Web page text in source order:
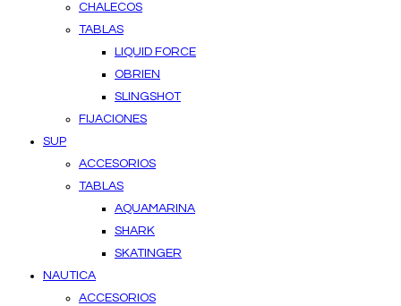
CHALECOS
TABLAS
LIQUID FORCE
OBRIEN
SLINGSHOT
FIJACIONES
SUP
ACCESORIOS
TABLAS
AQUAMARINA
SHARK
SKATINGER
NAUTICA
ACCESORIOS